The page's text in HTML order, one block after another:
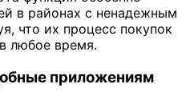
в районах с ненадежным
что их процесс покупок
любое время.
приложениям